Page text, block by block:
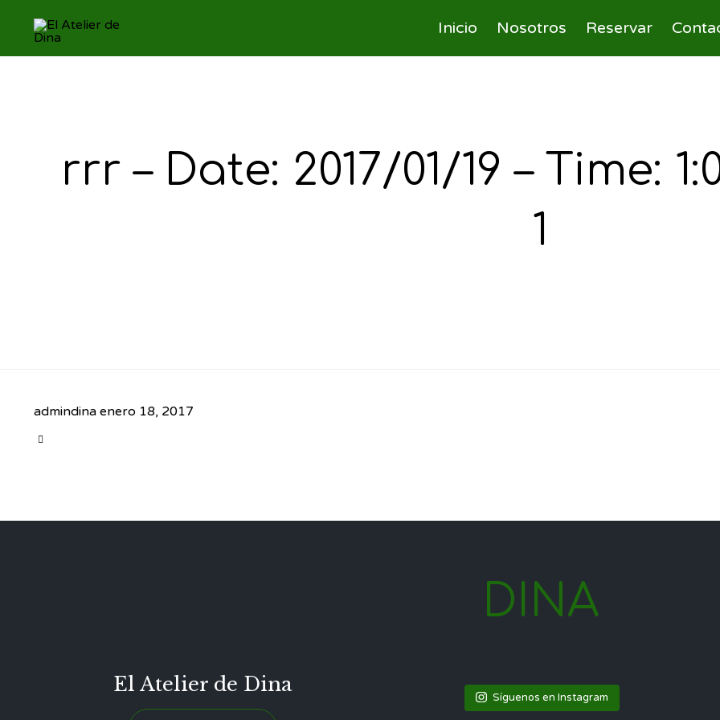
Inicio Nosotros Reservar
rrr – Date: 2017/01/19 – Time:
1
admindina enero 18, 2017

DINA
El Atelier de Dina
Síguenos en Instagram